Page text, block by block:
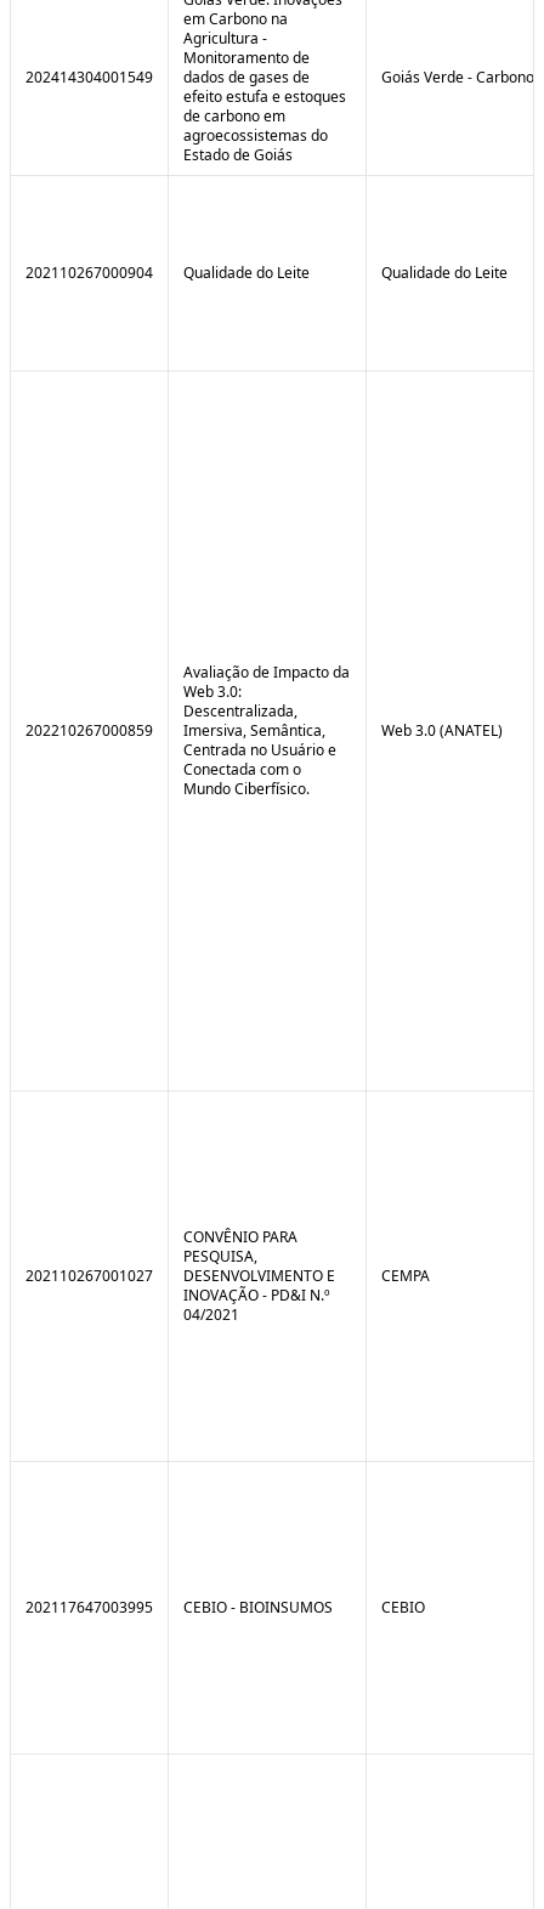
202414304001549
em Carbono na
Agricultura -
Monitoramento de
dados de gases de
efeito estufa e estoques
de carbono em
agroecossistemas do
Estado de Goiás
Goiás Verde - Carbono
202110267000904 Qualidade do Leite Qualidade do Leite
202210267000859
Avaliação de Impacto da
Web 3.0:
Descentralizada,
Imersiva, Semântica,
Centrada no Usuário e
Conectada com o
Mundo Ciberfísico.
Web 3.0 (ANATEL)
202110267001027
CONVÊNIO PARA
PESQUISA,
DESENVOLVIMENTO E
INOVAÇÃO - PD&I N.º
04/2021
CEMPA
202117647003995 CEBIO - BIOINSUMOS CEBIO